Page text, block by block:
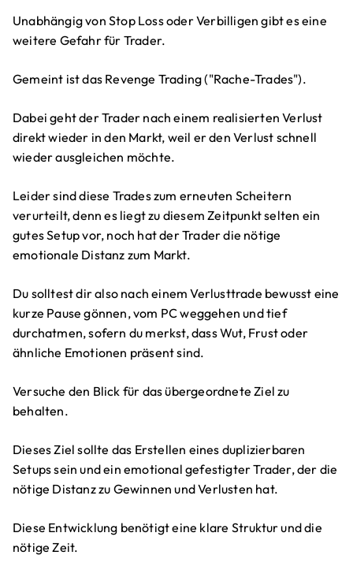
Unabhängig von Stop Loss oder Verbilligen gibt es eine
weitere Gefahr für Trader.
Gemeint ist das Revenge Trading ("Rache-Trades").
Dabei geht der Trader nach einem realisierten Verlust
direkt wieder in den Markt, weil er den Verlust schnell
wieder ausgleichen möchte.
Leider sind diese Trades zum erneuten Scheitern
verurteilt, denn es liegt zu diesem Zeitpunkt selten ein
gutes Setup vor, noch hat der Trader die nötige
emotionale Distanz zum Markt.
Du solltest dir also nach einem Verlusttrade bewusst eine
kurze Pause gönnen, vom PC weggehen und tief
durchatmen, sofern du merkst, dass Wut, Frust oder
ähnliche Emotionen präsent sind.
Versuche den Blick für das übergeordnete Ziel zu
behalten.
Dieses Ziel sollte das Erstellen eines duplizierbaren
Setups sein und ein emotional gefestigter Trader, der die
nötige Distanz zu Gewinnen und Verlusten hat.
Diese Entwicklung benötigt eine klare Struktur und die
nötige Zeit.